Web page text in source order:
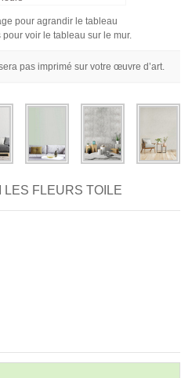
pour agrandir le tableau
pour voir le tableau sur le mur.
pas imprimé sur votre œuvre d’art.
LES FLEURS TOILE